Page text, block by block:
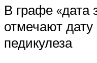
В графе «дата
отмечают
педикулеза